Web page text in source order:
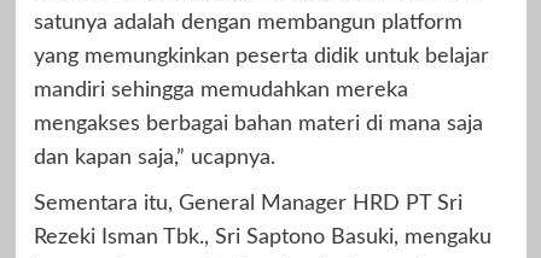
satunya adalah dengan membangun platform
yang memungkinkan peserta didik untuk belajar
mandiri sehingga memudahkan mereka
mengakses berbagai bahan materi di mana saja
dan kapan saja,” ucapnya.
Sementara itu, General Manager HRD PT Sri
Rezeki Isman Tbk., Sri Saptono Basuki, mengaku